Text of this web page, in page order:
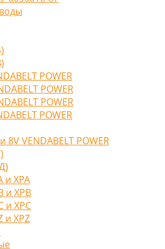
POWER
POWER
POWER
POWER
VENDABELT POWER
и XPA
и XPB
и XPC
и XPZ